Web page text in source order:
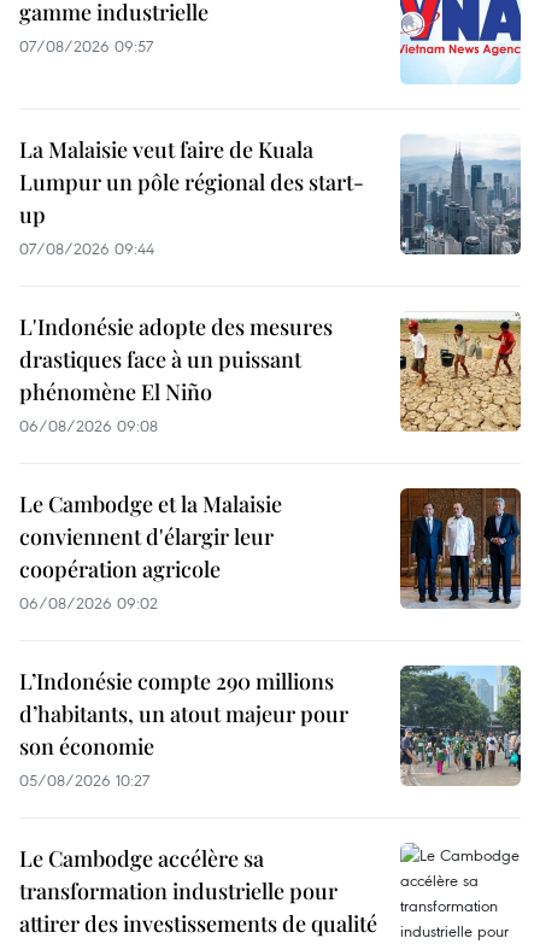
gamme industrielle
07/08/2026 09:57
La Malaisie veut faire de Kuala
Lumpur un pôle régional des start-
up
07/08/2026 09:44
L'Indonésie adopte des mesures
drastiques face à un puissant
phénomène El Niño
06/08/2026 09:08
Le Cambodge et la Malaisie
conviennent d'élargir leur
coopération agricole
06/08/2026 09:02
L’Indonésie compte 290 millions
d’habitants, un atout majeur pour
son économie
05/08/2026 10:27
Le Cambodge accélère sa
transformation industrielle pour
attirer des investissements de qualité